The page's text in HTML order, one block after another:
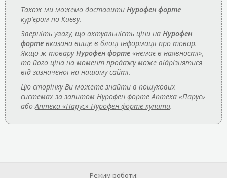
Також ми можемо доставити Нурофен форте
кур'єром по Києву.
Зверніть увагу, що актуальність ціни на Нурофен
форте вказана вище в блоці інформації про товар.
Якщо ж товаруНурофен форте «немає в наявності»,
то його ціна на момент продажу може відрізнятися
від зазначеної на нашому сайті.
Цю сторінку Ви можете знайти в пошукових
системах за запитом Нурофен форте Аптека «Парус»
абоАптека «Парус» Нурофен форте купити.
Режим роботи: